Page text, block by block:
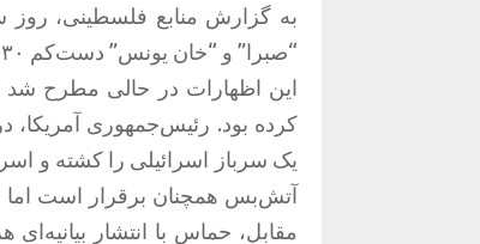
“صبرا” و “خان یونس” دست‌کم ۳۰ نفر، از جمله چند کودک، جانباختند.
این اظهارات در حالی مطرح شد
کرده بود. رئیس‌جمهوری
یک سرباز اسرائیلی را کشته و
آتش‌بس همچنان برقرار است اما
مقابل، حماس با انتشار